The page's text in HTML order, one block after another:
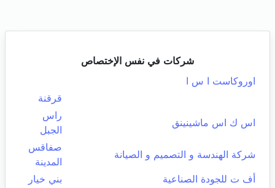
شركات في نفس الإختصاص
اوروكاست ا س ا
قرقنة
اس ك اس ماشينينق
راس
الجبل
شركة الهندسة و التصميم و الصيانة
صفاقس
المدينة
أف ت للجودة الصناعية
بني خيار